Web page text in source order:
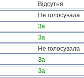
Відсутня
Не голосувала
За
За
Не голосувала
За
За